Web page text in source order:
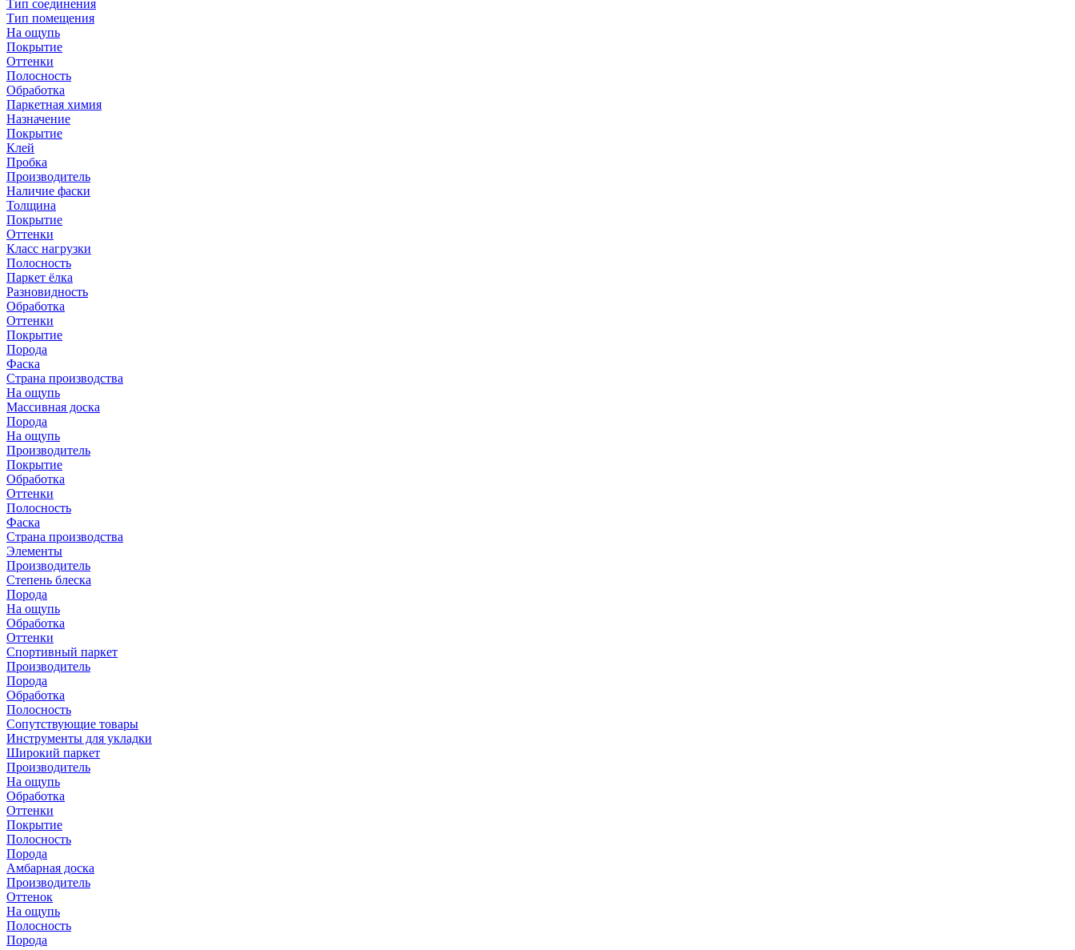
Тип соединения
Тип помещения
На ощупь
Покрытие
Оттенки
Полосность
Обработка
Паркетная химия
Назначение
Покрытие
Клей
Пробка
Производитель
Наличие фаски
Толщина
Покрытие
Оттенки
Класс нагрузки
Полосность
Паркет ёлка
Разновидность
Обработка
Оттенки
Покрытие
Порода
Фаска
Страна производства
На ощупь
Массивная доска
Порода
На ощупь
Производитель
Покрытие
Обработка
Оттенки
Полосность
Фаска
Страна производства
Элементы
Производитель
Степень блеска
Порода
На ощупь
Обработка
Оттенки
Спортивный паркет
Производитель
Порода
Обработка
Полосность
Сопутствующие товары
Инструменты для укладки
Широкий паркет
Производитель
На ощупь
Обработка
Оттенки
Покрытие
Полосность
Порода
Амбарная доска
Производитель
Оттенок
На ощупь
Полосность
Порода